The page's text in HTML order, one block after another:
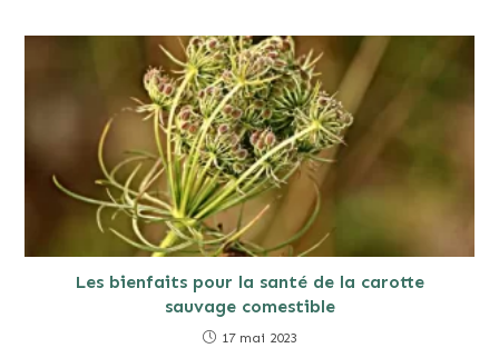
Les bienfaits pour la santé de la carotte
sauvage comestible
17 mai 2023